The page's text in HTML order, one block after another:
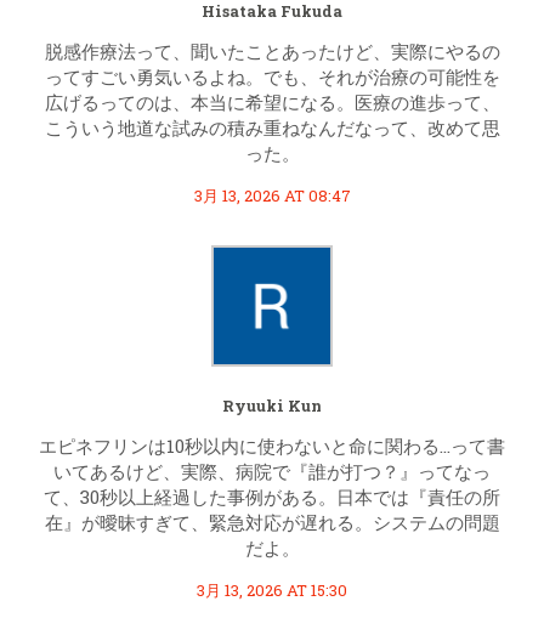
Hisataka Fukuda
脱感作療法って、聞いたことあったけど、実際にやるの
ってすごい勇気いるよね。でも、それが治療の可能性を
広げるってのは、本当に希望になる。医療の進歩って、
こういう地道な試みの積み重ねなんだなって、改めて思
った。
3月 13, 2026 AT 08:47
Ryuuki Kun
エピネフリンは10秒以内に使わないと命に関わる…って書
いてあるけど、実際、病院で『誰が打つ？』ってなっ
て、30秒以上経過した事例がある。日本では『責任の所
在』が曖昧すぎて、緊急対応が遅れる。システムの問題
だよ。
3月 13, 2026 AT 15:30